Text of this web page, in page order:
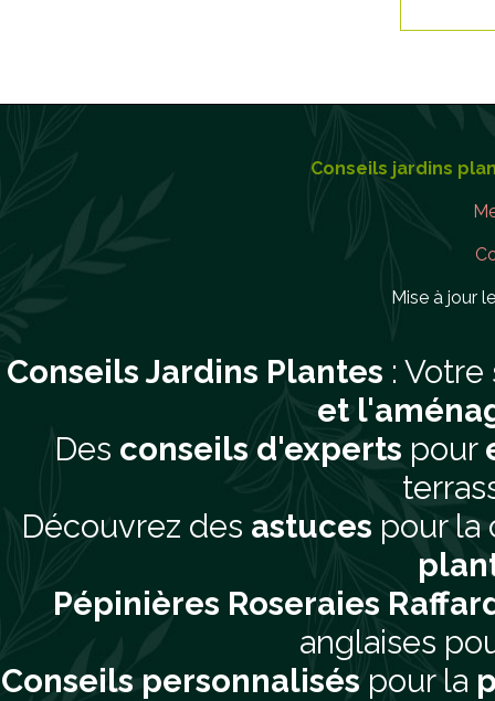
Conseils jardins
Mise à jour
Conseils Jardins Plantes :
et
Des conseils d'experts pour
Découvrez des astuces pour
Pépinières Roseraies
anglaises
Conseils personnalisés pour la